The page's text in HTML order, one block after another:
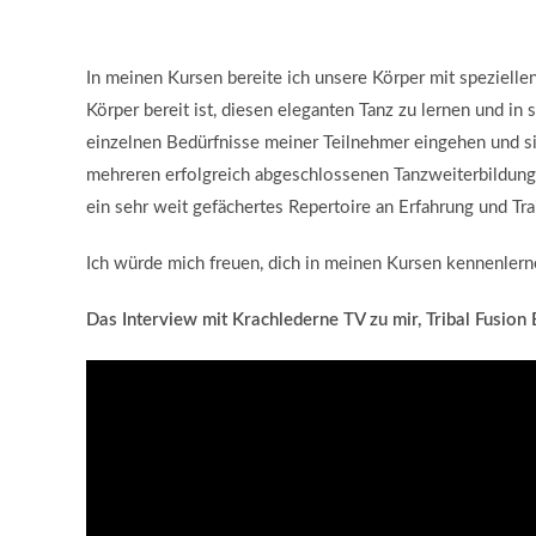
In meinen Kursen bereite ich unsere Körper mit
Körper bereit ist, diesen eleganten Tanz zu lernen und
einzelnen Bedürfnisse meiner Teilnehmer eingehen und
mehreren erfolgreich abgeschlossenen
ein sehr weit gefächertes Repertoire an Erfahrung und
Ich würde mich freuen, dich in meinen Kursen
Das Interview mit Krachlederne TV zu mir, Tribal